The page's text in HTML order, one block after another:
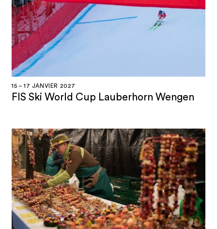
15 – 17 JANVIER 2027
FIS Ski World Cup Lauberhorn Wengen